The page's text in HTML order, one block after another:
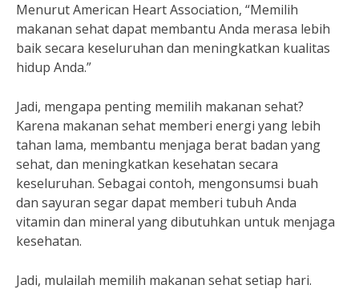
Menurut American Heart Association, “Memilih
makanan sehat dapat membantu Anda merasa lebih
baik secara keseluruhan dan meningkatkan kualitas
hidup Anda.”
Jadi, mengapa penting memilih makanan sehat?
Karena makanan sehat memberi energi yang lebih
tahan lama, membantu menjaga berat badan yang
sehat, dan meningkatkan kesehatan secara
keseluruhan. Sebagai contoh, mengonsumsi buah
dan sayuran segar dapat memberi tubuh Anda
vitamin dan mineral yang dibutuhkan untuk menjaga
kesehatan.
Jadi, mulailah memilih makanan sehat setiap hari.